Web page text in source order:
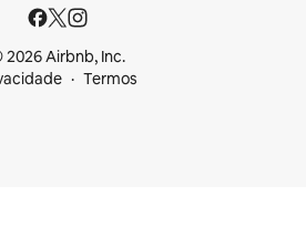
2026 Airbnb, Inc.
Termos